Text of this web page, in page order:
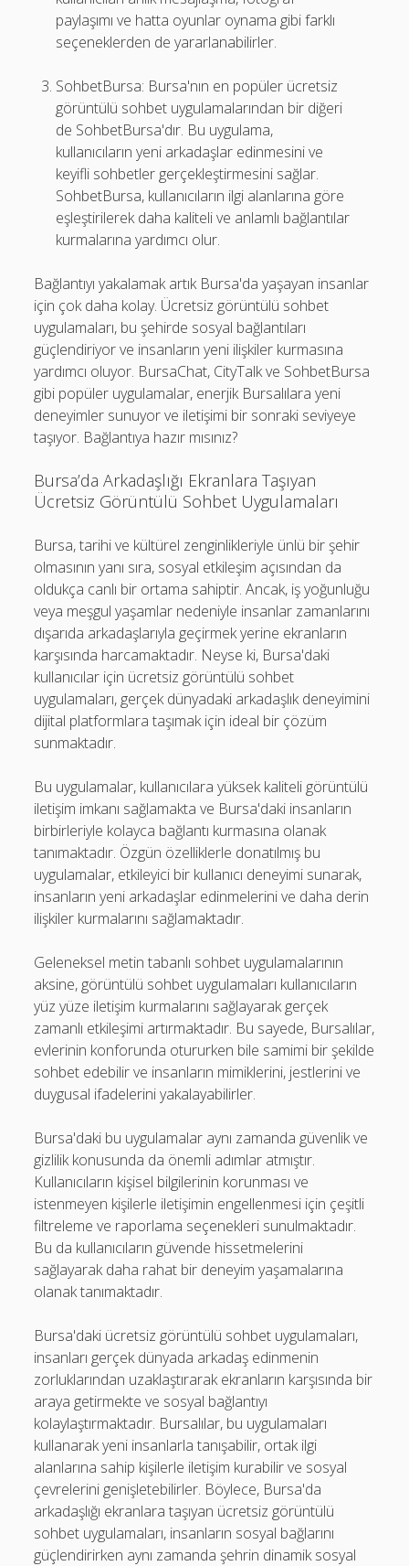
paylaşımı ve hatta oyunlar oynama gibi farklı
seçeneklerden de yararlanabilirler.
SohbetBursa: Bursa'nın en popüler ücretsiz
görüntülü sohbet uygulamalarından bir diğeri
de SohbetBursa'dır. Bu uygulama,
kullanıcıların yeni arkadaşlar edinmesini ve
keyifli sohbetler gerçekleştirmesini sağlar.
SohbetBursa, kullanıcıların ilgi alanlarına göre
eşleştirilerek daha kaliteli ve anlamlı bağlantılar
kurmalarına yardımcı olur.
Bağlantıyı yakalamak artık Bursa'da yaşayan insanlar
için çok daha kolay. Ücretsiz görüntülü sohbet
uygulamaları, bu şehirde sosyal bağlantıları
güçlendiriyor ve insanların yeni ilişkiler kurmasına
yardımcı oluyor. BursaChat, CityTalk ve SohbetBursa
gibi popüler uygulamalar, enerjik Bursalılara yeni
deneyimler sunuyor ve iletişimi bir sonraki seviyeye
taşıyor. Bağlantıya hazır mısınız?
Bursa’da Arkadaşlığı Ekranlara Taşıyan
Ücretsiz Görüntülü Sohbet Uygulamaları
Bursa, tarihi ve kültürel zenginlikleriyle ünlü bir şehir
olmasının yanı sıra, sosyal etkileşim açısından da
oldukça canlı bir ortama sahiptir. Ancak, iş yoğunluğu
veya meşgul yaşamlar nedeniyle insanlar zamanlarını
dışarıda arkadaşlarıyla geçirmek yerine ekranların
karşısında harcamaktadır. Neyse ki, Bursa'daki
kullanıcılar için ücretsiz görüntülü sohbet
uygulamaları, gerçek dünyadaki arkadaşlık deneyimini
dijital platformlara taşımak için ideal bir çözüm
sunmaktadır.
Bu uygulamalar, kullanıcılara yüksek kaliteli görüntülü
iletişim imkanı sağlamakta ve Bursa'daki insanların
birbirleriyle kolayca bağlantı kurmasına olanak
tanımaktadır. Özgün özelliklerle donatılmış bu
uygulamalar, etkileyici bir kullanıcı deneyimi sunarak,
insanların yeni arkadaşlar edinmelerini ve daha derin
ilişkiler kurmalarını sağlamaktadır.
Geleneksel metin tabanlı sohbet uygulamalarının
aksine, görüntülü sohbet uygulamaları kullanıcıların
yüz yüze iletişim kurmalarını sağlayarak gerçek
zamanlı etkileşimi artırmaktadır. Bu sayede, Bursalılar,
evlerinin konforunda otururken bile samimi bir şekilde
sohbet edebilir ve insanların mimiklerini, jestlerini ve
duygusal ifadelerini yakalayabilirler.
Bursa'daki bu uygulamalar aynı zamanda güvenlik ve
gizlilik konusunda da önemli adımlar atmıştır.
Kullanıcıların kişisel bilgilerinin korunması ve
istenmeyen kişilerle iletişimin engellenmesi için çeşitli
filtreleme ve raporlama seçenekleri sunulmaktadır.
Bu da kullanıcıların güvende hissetmelerini
sağlayarak daha rahat bir deneyim yaşamalarına
olanak tanımaktadır.
Bursa'daki ücretsiz görüntülü sohbet uygulamaları,
insanları gerçek dünyada arkadaş edinmenin
zorluklarından uzaklaştırarak ekranların karşısında bir
araya getirmekte ve sosyal bağlantıyı
kolaylaştırmaktadır. Bursalılar, bu uygulamaları
kullanarak yeni insanlarla tanışabilir, ortak ilgi
alanlarına sahip kişilerle iletişim kurabilir ve sosyal
çevrelerini genişletebilirler. Böylece, Bursa'da
arkadaşlığı ekranlara taşıyan ücretsiz görüntülü
sohbet uygulamaları, insanların sosyal bağlarını
güçlendirirken aynı zamanda şehrin dinamik sosyal